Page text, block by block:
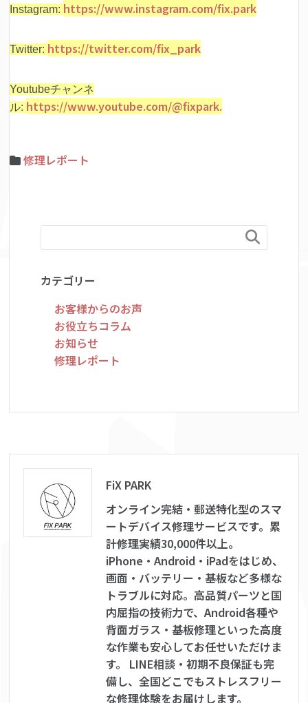
Instagram: https://www.instagram.com/fix.park
Twitter: https://twitter.com/fix_park
Youtubeチャンネ
ル: https://www.youtube.com/@fixpark.
修理レポート

カテゴリー
お客様からのお声
お役立ちコラム
お知らせ
修理レポート
FiX PARK
オンライン完結・郵送特化型のスマ
ートデバイス修理サービスです。累
計修理実績30,000件以上。
iPhone・Android・iPadをはじめ、
画面・バッテリー・基板など多様な
トラブルに対応。高品質パーツと国
内屈指の技術力で、Android各種や
背面ガラス・基板修理といった高度
な作業も安心してお任せいただけま
す。 LINE相談・初期不良保証も完
備し、全国どこでもストレスフリー
な修理体験をお届けします。